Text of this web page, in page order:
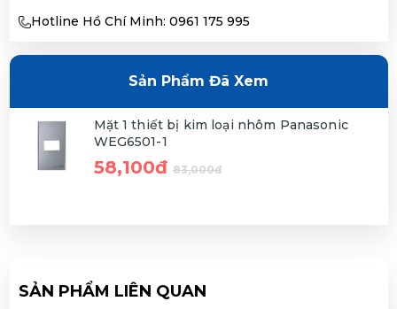
Hotline Hồ Chí Minh: 0961 175 995
Sản Phẩm Đã Xem
Mặt 1 thiết bị kim loại nhôm Panasonic
WEG6501-1
58,100đ 83,000đ
SẢN PHẨM LIÊN QUAN